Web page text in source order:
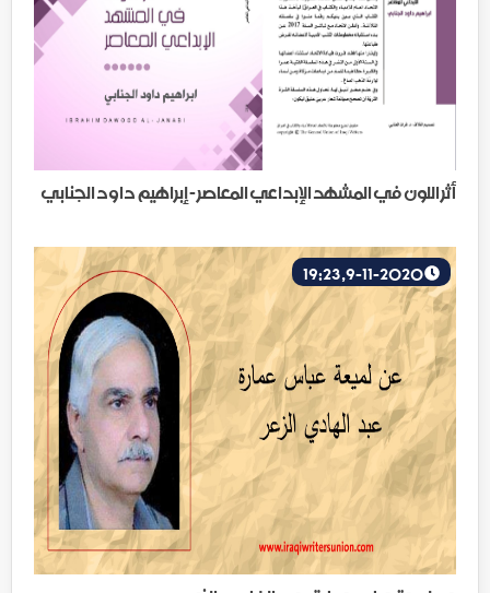
أثر اللون في المشهد الإبداعي المعاصر - إبراهيم داود الجنابي